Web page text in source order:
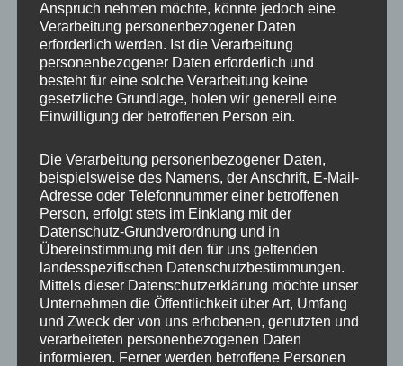
MP Mario Porten
Beratung
Coaching
Impulsvorträge
NEWS ABONNIEREN?
Your email:
Anspruch nehmen möchte, könnte jedoch eine
Verarbeitung personenbezogener Daten
erforderlich werden. Ist die Verarbeitung
personenbezogener Daten erforderlich und
besteht für eine solche Verarbeitung keine
gesetzliche Grundlage, holen wir generell eine
Einwilligung der betroffenen Person ein.
Die Verarbeitung personenbezogener Daten,
beispielsweise des Namens, der Anschrift, E-Mail-
Adresse oder Telefonnummer einer betroffenen
Person, erfolgt stets im Einklang mit der
Datenschutz-Grundverordnung und in
Übereinstimmung mit den für uns geltenden
landesspezifischen Datenschutzbestimmungen.
Mittels dieser Datenschutzerklärung möchte unser
Unternehmen die Öffentlichkeit über Art, Umfang
und Zweck der von uns erhobenen, genutzten und
verarbeiteten personenbezogenen Daten
informieren. Ferner werden betroffene Personen